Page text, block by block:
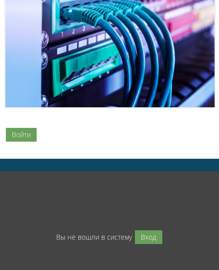
Войти
Вы не вошли в систему Вход